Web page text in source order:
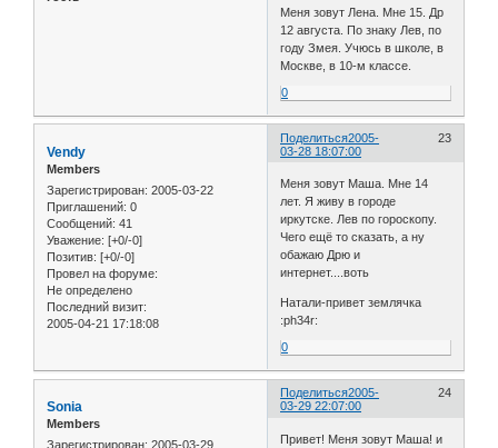
Меня зовут Лена. Мне 15. Др
12 августа. По знаку Лев, по
году Змея. Учюсь в школе, в
Москве, в 10-м классе.
0
Поделиться 23
2005-
03-28 18:07:00
Vendy
Members
Зарегистрирован: 2005-03-22
Приглашений: 0
Сообщений: 41
Уважение: [+0/-0]
Позитив: [+0/-0]
Провел на форуме:
Не определено
Последний визит:
2005-04-21 17:18:08
Меня зовут Маша. Мне 14
лет. Я живу в городе
иркутске. Лев по гороскопу.
Чего ещё то сказать, а ну
обажаю Дрю и
интернет....воть
Натали-привет землячка
:ph34r:
0
Поделиться 24
2005-
03-29 22:07:00
Sonia
Members
Зарегистрирован: 2005-03-29
Привет! Меня зовут Маша! и